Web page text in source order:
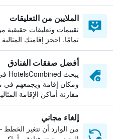
الملايين من التعليقات
تقييمات وتعليقات حقيقية
تمامًا. احجز إقامتك
أفضل صفقات الفنادق
ومكان إقامة ويجمعهم
مقارنة أماكن الإقامة
إلغاء مجاني
من الوارد أن تتغير